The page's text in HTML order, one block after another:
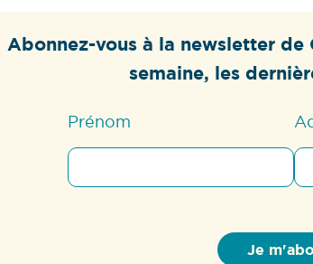
Abonnez-vous à la newsletter de
semaine, les
Prénom